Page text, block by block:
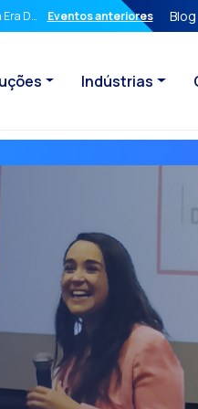
atendimento ao cliente
uma estratégia própria
na era conversacional
em linha reta já perderam
a Eficiência da sua Empresa
operação B2B
um Super Aplicativo para Negócios
mercados internacionais.
eficiente
atendimento ao cliente?
Digital: IA, Verificação de Identidade
Eventos anteriores Blog
Indústrias